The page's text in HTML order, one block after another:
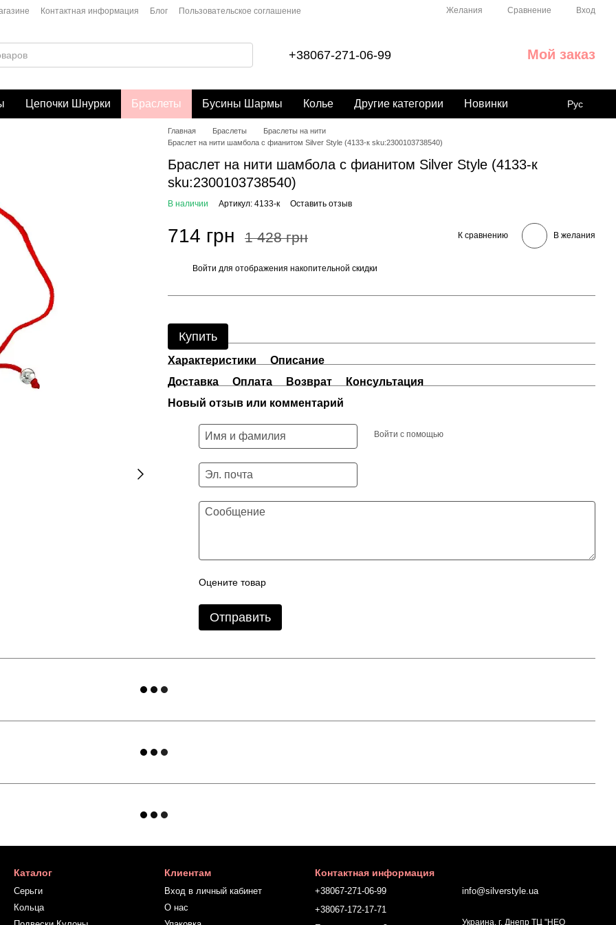
Контактная информация Блог Пользовательское соглашение Желания Сравнение Вход
+38067-271-06-99 Мой заказ
Цепочки Шнурки Браслеты Бусины Шармы Колье Другие категории Новинки Рус
Главная Браслеты
Браслеты на нити
Браслет на нити шамбола с фианитом Silver Style (4133-к sku:2300103738540)
Браслет на нити шамбола с фианитом Silver Style (4133-к
sku:2300103738540)
В наличии Артикул: 4133-к Оставить отзыв
714 грн 1 428 грн К сравнению В желания
Войти для отображения накопительной скидки
Купить
Характеристики
Описание
Доставка
Оплата Возврат
Консультация
Новый отзыв или комментарий
Войти с помощью
Оцените товар
Отправить
Каталог
Серьги
Кольца
Клиентам
Вход в личный кабинет
О нас
Контактная информация
+38067-271-06-99
+38067-172-17-71
info@silverstyle.ua
Украина, г. Днепр ТЦ "НЕО